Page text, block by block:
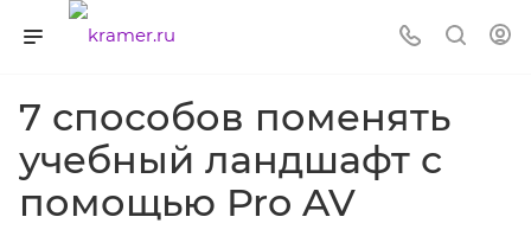
7 способов поменять
учебный ландшафт с
помощью Pro AV